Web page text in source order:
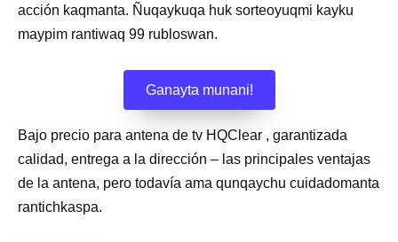
acción kaqmanta. Ñuqaykuqa huk sorteoyuqmi kayku
maypim rantiwaq 99 rubloswan.
Ganayta munani!
Bajo precio para antena de tv HQClear , garantizada
calidad, entrega a la dirección – las principales ventajas
de la antena, pero todavía ama qunqaychu cuidadomanta
rantichkaspa.